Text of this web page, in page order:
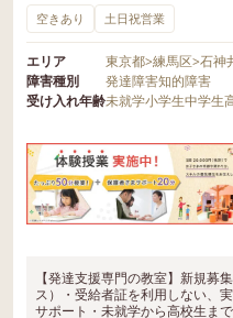
空きあり 土日祝営業
エリア 東京都>練馬区>石神
障害種別
発達障害知的障害
受け入れ年齢未就学小学生中学生
【発達支援専門の教室】新規募
ス）・受給者証を利用しない、
サポート・未就学から高校生ま